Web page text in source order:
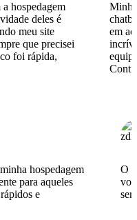
hospedagem
deles é
meu site
que precisei
foi rápida,
em
hospedagem
para aqueles
e
O